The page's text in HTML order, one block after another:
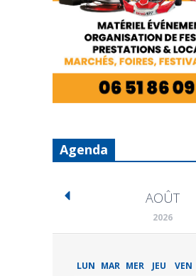
Agenda
AOÛT
2026
LUN MAR MER JEU VEN